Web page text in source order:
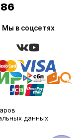
Мы в соцсетях
данных